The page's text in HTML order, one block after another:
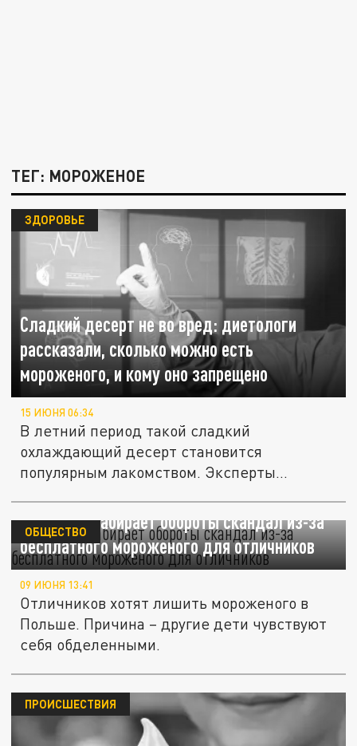
ТЕГ: МОРОЖЕНОЕ
Сладкий десерт не во вред: диетологи
рассказали, сколько можно есть
мороженого, и кому оно запрещено
ЗДОРОВЬЕ
15 ИЮНЯ 06:34
В летний период такой сладкий
охлаждающий десерт становится
популярным лакомством. Эксперты
В Польше набирает обороты скандал из-за
бесплатного мороженого для отличников
ОБЩЕСТВО
09 ИЮНЯ 13:41
Отличников хотят лишить мороженого в
Польше. Причина – другие дети чувствуют
себя обделенными.
ПРОИСШЕСТВИЯ